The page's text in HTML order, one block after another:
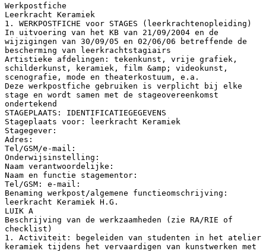
Werkpostfiche
Leerkracht Keramiek
1. WERKPOSTFICHE voor STAGES (leerkrachtenopleiding)
In uitvoering van het KB van 21/09/2004 en de
wijzigingen van 30/09/05 en 02/06/06 betreffende de
bescherming van leerkrachtstagiairs
Artistieke afdelingen: tekenkunst, vrije grafiek,
schilderkunst, keramiek, film &amp; videokunst,
scenografie, mode en theaterkostuum, e.a.
Deze werkpostfiche gebruiken is verplicht bij elke
stage en wordt samen met de stageovereenkomst
ondertekend
STAGEPLAATS: IDENTIFICATIEGEGEVENS
Stageplaats voor: leerkracht Keramiek
Stagegever:
Adres:
Tel/GSM/e-mail:
Onderwijsinstelling:
Naam verantwoordelijke:
Naam en functie stagementor:
Tel/GSM: e-mail:
Benaming werkpost/algemene functieomschrijving:
leerkracht Keramiek H.G.
LUIK A
Beschrijving van de werkzaamheden (zie RA/RIE of
checklist)
1. Activiteit: begeleiden van studenten in het atelier
keramiek tijdens het vervaardigen van kunstwerken met